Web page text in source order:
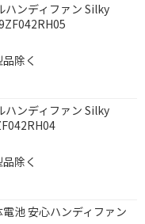
ハンディファン Silky
除く
ハンディファン Silky
除く
池 安心ハンディファン